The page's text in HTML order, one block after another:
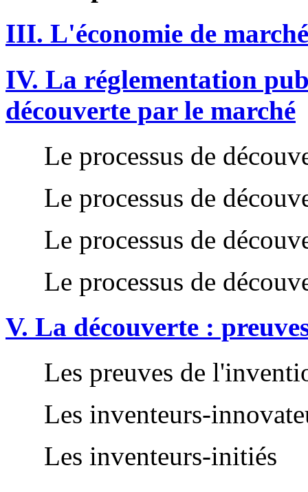
III. L'économie de
IV. La réglementation
découverte par le marché
Le processus de
Le processus de
Le processus de
Le processus de
V. La découverte :
Les preuves de
Les inventeurs-
Les inventeurs-initiés